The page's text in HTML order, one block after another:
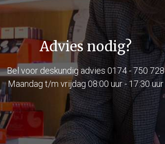
Advies nodig?
Bel voor deskundig advies 0174 - 750 728
Maandag t/m vrijdag 08:00 uur - 17:30 uur